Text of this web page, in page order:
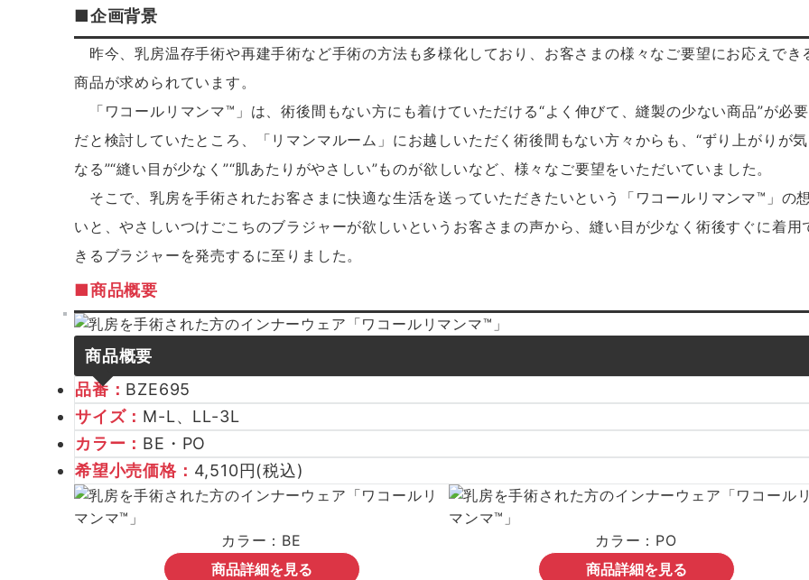
■企画背景
昨今、乳房温存手術や再建手術など手術の方法も多様化しており、お客さまの様々なご要望にお応えでき
商品が求められています。
「ワコールリマンマ™」は、術後間もない方にも着けていただける“よく伸びて、縫製の少ない商品”が必要
だと検討していたところ、「リマンマルーム」にお越しいただく術後間もない方々からも、“ずり上がりが
なる”“縫い目が少なく”“肌あたりがやさしい”ものが欲しいなど、様々なご要望をいただいていました。
そこで、乳房を手術されたお客さまに快適な生活を送っていただきたいという「ワコールリマンマ™」の想
いと、やさしいつけごこちのブラジャーが欲しいというお客さまの声から、縫い目が少なく術後すぐに着用
きるブラジャーを発売するに至りました。
■商品概要
商品概要
品番： BZE695
サイズ： M-L、LL-3L
カラー： BE・PO
希望小売価格： 4,510円(税込)
カラー：BE
商品詳細を見る
カラー：PO
商品詳細を見る